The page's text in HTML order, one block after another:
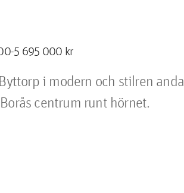
5 695 000 kr
i modern och stilren
centrum runt hörnet.